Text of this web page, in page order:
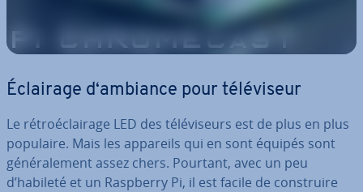
Éclairage d‘ambiance pour té­lé­vi­seur
Le ré­troé­clai­rage LED des té­lé­vi­seurs est de plus en plus
populaire. Mais les appareils qui en sont équipés sont
gé­né­ra­le­ment assez chers. Pourtant, avec un peu
d’habileté et un Raspberry Pi, il est facile de cons­truire